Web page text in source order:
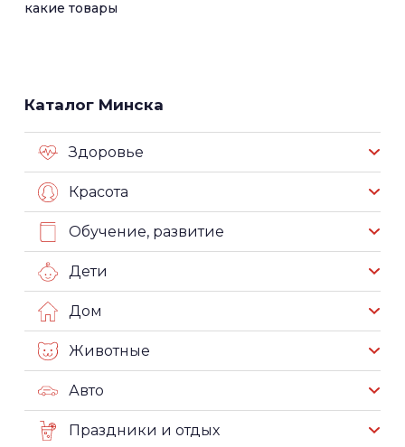
какие товары
Каталог Минска
Здоровье
Красота
Обучение, развитие
Дети
Дом
Животные
Авто
Праздники и отдых